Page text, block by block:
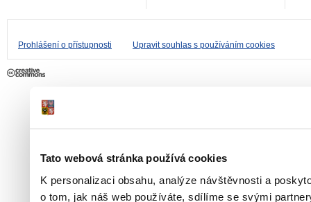
Tato webová stránka používá cookies
K personalizaci obsahu, analýze návštěvnosti a
o tom, jak náš web používáte, sdílíme se svými
Prohlášení o přístupnosti Upravit souhlas s používáním cookies